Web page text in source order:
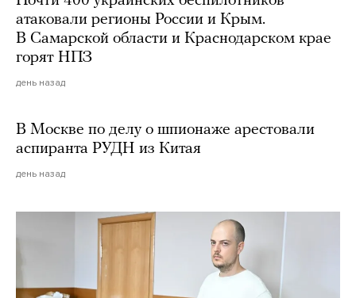
атаковали регионы России и Крым.
В Самарской области и Краснодарском крае
горят НПЗ
день назад
В Москве по делу о шпионаже арестовали
аспиранта РУДН из Китая
день назад